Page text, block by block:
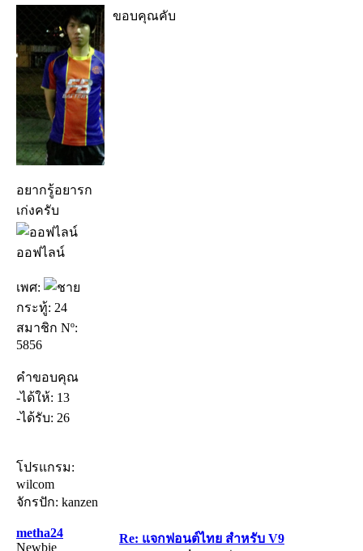
อยากรู้อยารก
เก่งครับ
ออฟไลน์
เพศ:
กระทู้: 24
สมาชิก Nº:
5856
คำขอบคุณ
-ได้ให้: 13
-ได้รับ: 26
โปรแกรม:
wilcom
จักรปัก: kanzen
ขอบคุณคับ
metha24
Newbie
Re: แจกฟอนต์ไทย สำหรับ V9